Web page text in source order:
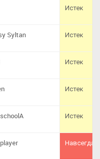
Истек
Syltan Истек
Истек
Истек
Истек
Навсегда